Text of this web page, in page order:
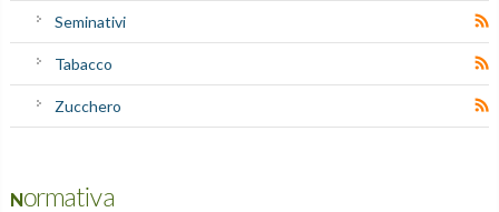
Seminativi
Tabacco
Zucchero
Normativa